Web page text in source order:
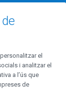
la primera entitat
per
plenament
afegit al Client.
el
i analitzar el
a l’ús que
de